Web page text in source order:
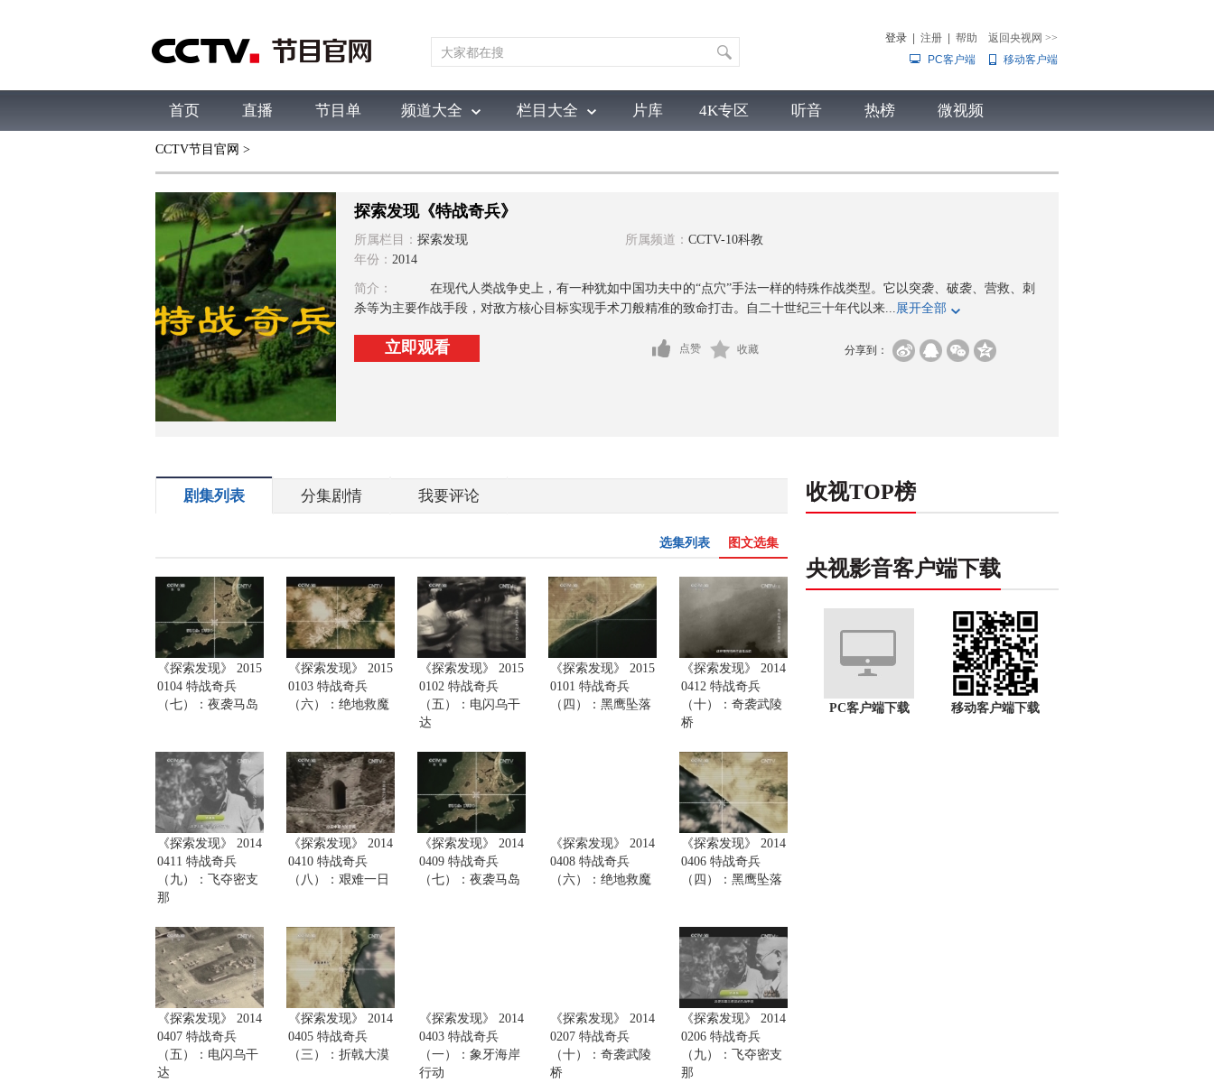
登录 注册 帮助 返回央视网 >>
PC客户端
移动客户端
首页 直播 节目单 频道大全 栏目大全
综合 新闻 财经
片库 4K专区 听音 热榜 微视频
CCTV节目官网 >
探索发现《特战奇兵》
所属栏目： 探索发现 所属频道： CCTV-10科教
年份： 2014
简介：
在现代人类战争史上，有一种犹如中国功夫中的“点穴”手法一样的特殊作战类型。它以突袭、破袭、营救、刺
杀等为主要作战手段，对敌方核心目标实现手术刀般精准的致命打击。自二十世纪三十年代以来...展开全部
立即观看 分享到：
点赞 收藏
剧集列表 分集剧情 我要评论
图文选集
选集列表
《探索发现》 2015
0104 特战奇兵
（七）：夜袭马岛
《探索发现》 2015
0103 特战奇兵
（六）：绝地救魔
《探索发现》 2015
0102 特战奇兵
（五）：电闪乌干
达
《探索发现》 2015
0101 特战奇兵
（四）：黑鹰坠落
《探索发现》 2014
0412 特战奇兵
（十）：奇袭武陵
桥
《探索发现》 2014
0411 特战奇兵
（九）：飞夺密支
那
《探索发现》 2014
0410 特战奇兵
（八）：艰难一日
《探索发现》 2014
0409 特战奇兵
（七）：夜袭马岛
《探索发现》 2014
0408 特战奇兵
（六）：绝地救魔
《探索发现》 2014
0406 特战奇兵
（四）：黑鹰坠落
《探索发现》 2014
0407 特战奇兵
（五）：电闪乌干
达
《探索发现》 2014
0405 特战奇兵
（三）：折戟大漠
《探索发现》 2014
0403 特战奇兵
（一）：象牙海岸
行动
《探索发现》 2014
0207 特战奇兵
（十）：奇袭武陵
桥
《探索发现》 2014
0206 特战奇兵
（九）：飞夺密支
那
收视TOP榜
央视影音客户端下载
PC客户端下载 移动客户端下载